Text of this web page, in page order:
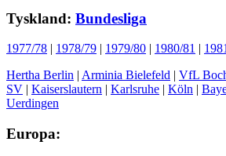
Tyskland: Bundesliga
1977/78 | 1978/79 | 1979/80 | 1980/81 |
Hertha Berlin | Arminia Bielefeld | VfL
SV | Kaiserslautern | Karlsruhe | Köln |
Uerdingen
Europa: